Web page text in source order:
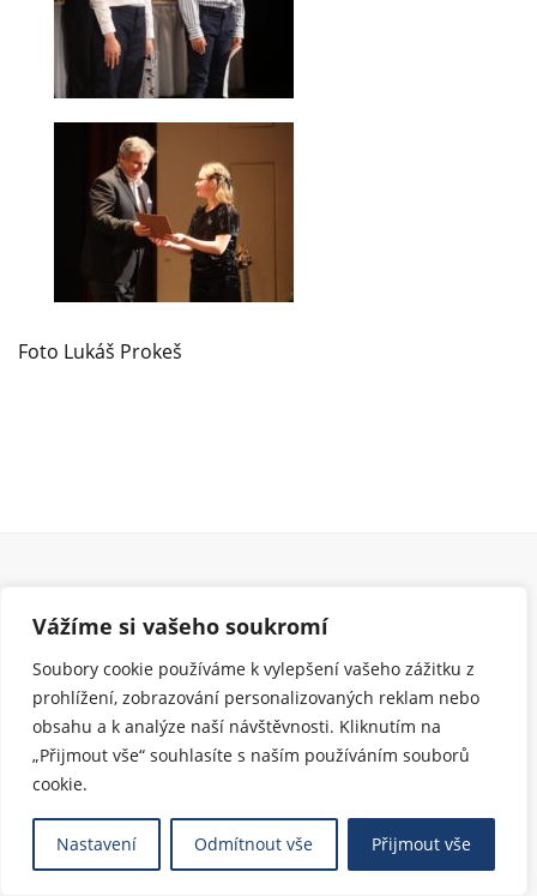
Vážíme si vašeho soukromí
Soubory cookie používáme k vylepšení vašeho zážitku z
prohlížení, zobrazování personalizovaných reklam nebo
obsahu a k analýze naší návštěvnosti. Kliknutím na
„Přijmout vše“ souhlasíte s naším používáním souborů
cookie.
Nastavení Odmítnout vše Přijmout vše
Foto Lukáš Prokeš
překračuje hranice
Odkazy
Soutěž
Kontakt
Archiv